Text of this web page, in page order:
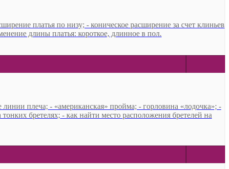
платья по низу; - коническое расширение за счет клиньев
длины платья: короткое, длинное в пол.
плеча; - «американская» пройма; - горловина «лодочка»; -
бретелях; - как найти место расположения бретелей на